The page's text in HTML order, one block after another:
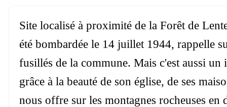
Site localisé à proximité de la Forêt de
été bombardée le 14 juillet 1944, rappelle
fusillés de la commune. Mais c'est aussi
grâce à la beauté de son église, de ses
nous offre sur les montagnes rocheuses